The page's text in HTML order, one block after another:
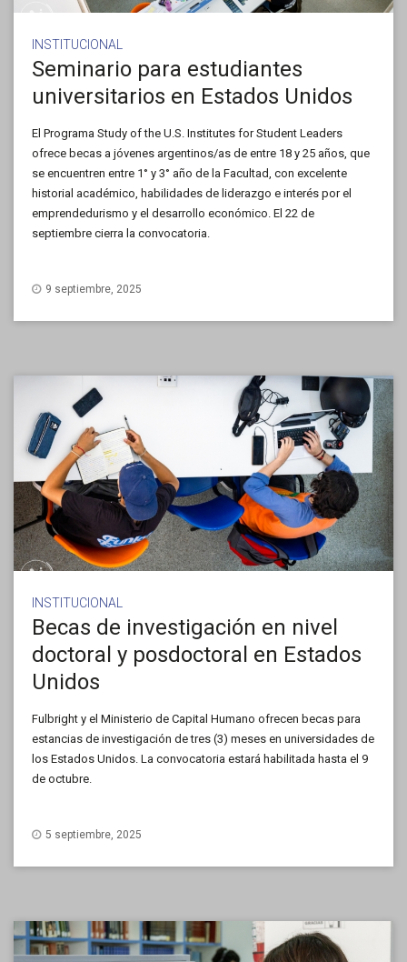
INSTITUCIONAL
Seminario para estudiantes
universitarios en Estados Unidos
El Programa Study of the U.S. Institutes for Student Leaders
ofrece becas a jóvenes argentinos/as de entre 18 y 25 años, que
se encuentren entre 1° y 3° año de la Facultad, con excelente
historial académico, habilidades de liderazgo e interés por el
emprendedurismo y el desarrollo económico. El 22 de
septiembre cierra la convocatoria.
9 septiembre, 2025
INSTITUCIONAL
Becas de investigación en nivel
doctoral y posdoctoral en Estados
Unidos
Fulbright y el Ministerio de Capital Humano ofrecen becas para
estancias de investigación de tres (3) meses en universidades de
los Estados Unidos. La convocatoria estará habilitada hasta el 9
de octubre.
5 septiembre, 2025